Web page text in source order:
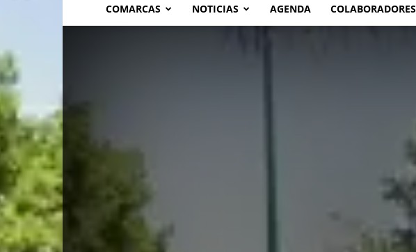
COMARCAS NOTICIAS AGENDA COLABORADORES